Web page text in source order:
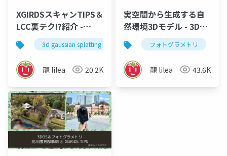
XGIRDSスキャンTIPS＆
LCC裏テク!?紹介 -
XGRIDS meetup vol.1
3d gaussian splatting 3dgs xgrids
龍 lilea 20.2K
実空間から生成する自
然環境3Dモデル - 3D
Gaussian Splatting の
活用 - 川デジウェビナ
ー2025
フォトグラメトリ
龍 lilea 43.6K